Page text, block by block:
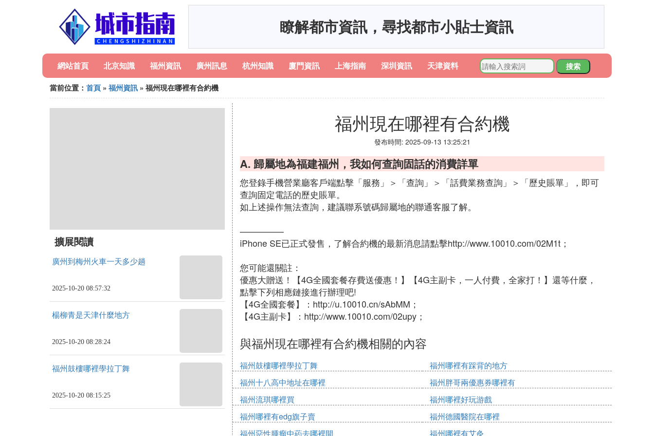
瞭解都市資訊，尋找都市小貼士資訊
網站首頁 北京知識 福州資訊 廣州訊息 杭州知識 廈門資訊 上海指南 深圳資訊 天津資料
搜索
當前位置： 首頁 » 福州資訊 » 福州現在哪裡有合約機
擴展閱讀
廣州到梅州火車一天多少趟
2025-10-20 08:57:32
楊柳青是天津什麼地方
2025-10-20 08:28:24
福州鼓樓哪裡學拉丁舞
2025-10-20 08:15:25
福州現在哪裡有合約機
發布時間: 2025-09-13 13:25:21
A. 歸屬地為福建福州，我如何查詢固話的消費詳單
您登錄手機營業廳客戶端點擊「服務」＞「查詢」＞「話費業務查詢」＞「歷史賬單」，即可
查詢固定電話的歷史賬單。
如上述操作無法查詢，建議聯系號碼歸屬地的聯通客服了解。
—————
iPhone SE已正式發售，了解合約機的最新消息請點擊http://www.10010.com/02M1t；
您可能還關註：
優惠大贈送！【4G全國套餐存費送優惠！】【4G主副卡，一人付費，全家打！】還等什麼，
點擊下列相應鏈接進行辦理吧!
【4G全國套餐】：http://u.10010.cn/sAbMM；
【4G主副卡】：http://www.10010.com/02upy；
與福州現在哪裡有合約機相關的內容
福州鼓樓哪裡學拉丁舞
福州哪裡有踩背的地方
福州十八高中地址在哪裡
福州胖哥兩優惠券哪裡有
福州流琪哪裡買
福州哪裡好玩游戲
福州哪裡有edg旗子賣
福州德國醫院在哪裡
福州惡性腫瘤中葯去哪裡開
福州哪裡有艾灸